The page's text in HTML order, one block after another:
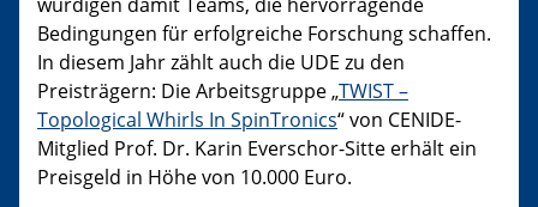
Bedingungen für erfolgreiche Forschung schaffen.
In diesem Jahr zählt auch die UDE zu den
Preisträgern: Die Arbeitsgruppe „TWIST –
Topological Whirls In SpinTronics“ von CENIDE-
Mitglied Prof. Dr. Karin Everschor-Sitte erhält ein
Preisgeld in Höhe von 10.000 Euro.